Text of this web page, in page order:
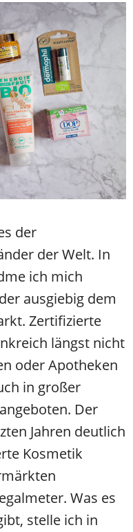
der
der Welt. In
ich mich
ausgiebig dem
Zertifizierte
längst nicht
oder Apotheken
in großer
Der
Jahren deutlich
Kosmetik
Was es
stelle ich in